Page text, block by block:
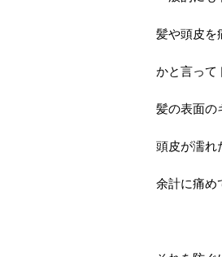
髪や頭皮を
かと言って
髪の表面の
頭皮が濡れ
余計に痛め